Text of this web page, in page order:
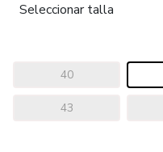
Seleccionar talla
40
43